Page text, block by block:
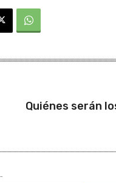
Quiénes serán